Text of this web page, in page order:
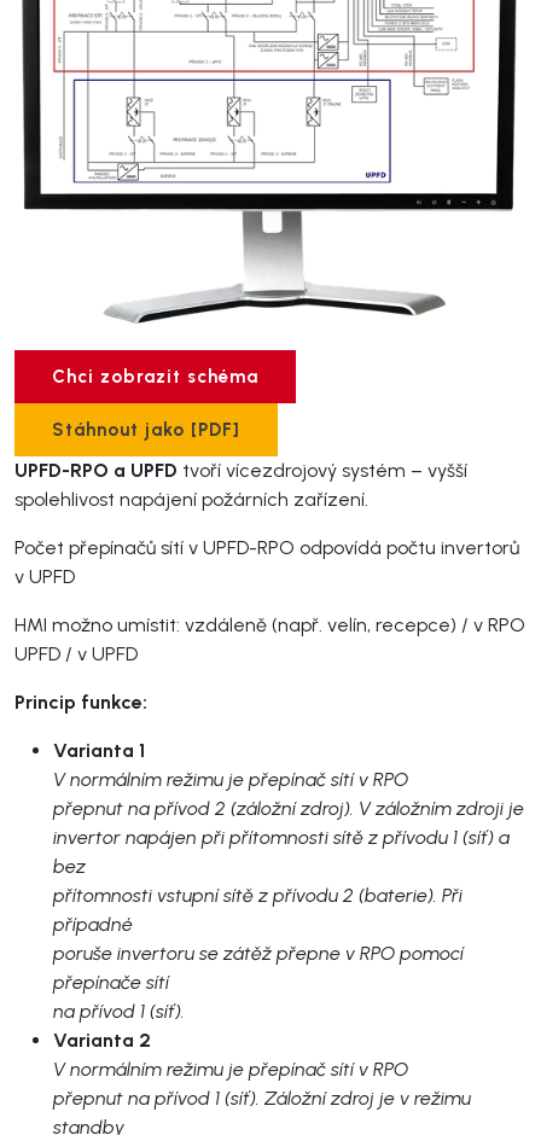
Chci zobrazit schéma
Stáhnout jako [PDF]
UPFD-RPO a UPFD tvoří vícezdrojový systém – vyšší
spolehlivost napájení požárních zařízení.
Počet přepínačů sítí v UPFD-RPO odpovídá počtu invertorů
v UPFD
HMI možno umístit: vzdáleně (např. velín, recepce) / v RPO
UPFD / v UPFD
Princip funkce:
Varianta 1
V normálním režimu je přepínač sítí v RPO
přepnut na přívod 2 (záložní zdroj). V záložním zdroji je
invertor napájen při přítomnosti sítě z přívodu 1 (síť) a
bez
přítomnosti vstupní sítě z přívodu 2 (baterie). Při
případné
poruše invertoru se zátěž přepne v RPO pomocí
přepínače sítí
na přívod 1 (síť).
Varianta 2
V normálním režimu je přepínač sítí v RPO
přepnut na přívod 1 (síť). Záložní zdroj je v režimu
standby